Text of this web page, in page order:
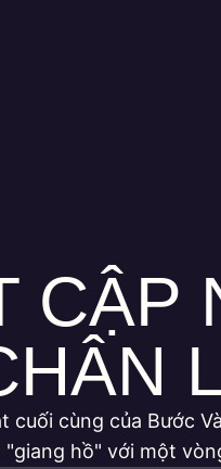
CẬP
cuối cùng của Bước
hồ" với một